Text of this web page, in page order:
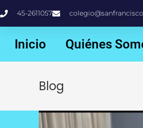
45-2611057
Inicio Quiénes
Blog